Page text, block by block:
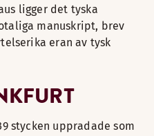
ligger det tyska
manuskript, brev
eran av tysk
stycken uppradade som